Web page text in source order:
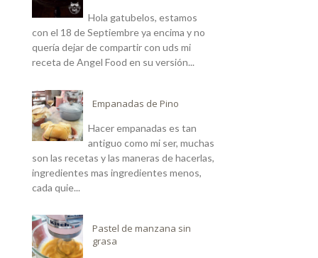
Hola gatubelos, estamos
con el 18 de Septiembre ya encima y no
quería dejar de compartir con uds mi
receta de Angel Food en su versión...
Empanadas de Pino
Hacer empanadas es tan
antiguo como mi ser, muchas
son las recetas y las maneras de hacerlas,
ingredientes mas ingredientes menos,
cada quie...
Pastel de manzana sin
grasa